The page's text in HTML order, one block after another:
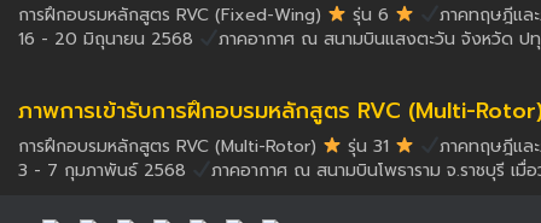
การฝึกอบรมหลักสูตร RVC (Fixed-Wing) รุ่น 6
ภาคทฤษฎีแล
16 - 20 มิถุนายน 2568
ภาคอากาศ ณ สนามบินแสงตะวัน จังหวัด ป
ภาพการเข้ารับการฝึกอบรมหลักสูตร RVC (Multi-
การฝึกอบรมหลักสูตร RVC (Multi-Rotor) รุ่น 31
ภาคทฤษฎีแล
3 - 7 กุมภาพันธ์ 2568
ภาคอากาศ ณ สนามบินโพธาราม จ.ราชบุรี เ